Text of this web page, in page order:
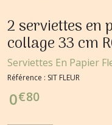
2 serviettes en
collage 33 cm
Serviettes En Papier
Référence : SIT FLEUR
0€80